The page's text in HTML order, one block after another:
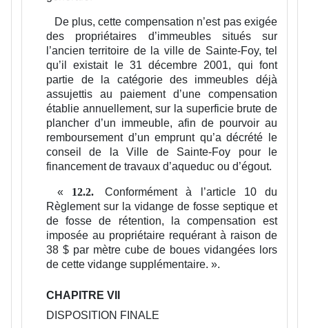
De plus, cette compensation n’est pas exigée
des propriétaires d’immeubles situés sur
l’ancien territoire de la ville de Sainte-Foy, tel
qu’il existait le 31 décembre 2001, qui font
partie de la catégorie des immeubles déjà
assujettis au paiement d’une compensation
établie annuellement, sur la superficie brute de
plancher d’un immeuble, afin de pourvoir au
remboursement d’un emprunt qu’a décrété le
conseil de la Ville de Sainte-Foy pour le
financement de travaux d’aqueduc ou d’égout.
« 12.2.
Conformément à l’article 10 du
Règlement sur la vidange de fosse septique et
de fosse de rétention, la compensation est
imposée au propriétaire requérant à raison de
38 $ par mètre cube de boues vidangées lors
de cette vidange supplémentaire. ».
CHAPITRE VII
DISPOSITION FINALE